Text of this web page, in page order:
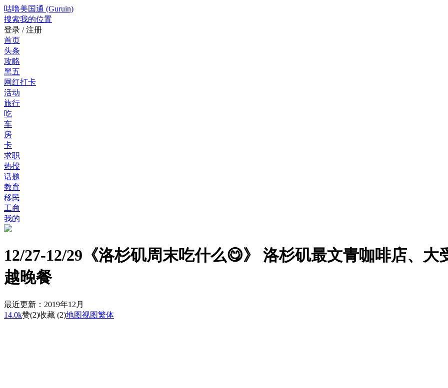
咕噜美国通 (Guruin)
搜索我的位置
登录 / 注册
首页
头条
攻略
黑五
网红打卡
活动
旅行
吃
车
房
卡
求职
热投
话题
教育
移民
工商
我的
12/27-12/29《洛杉矶周末吃什么😋》 洛杉矶最文青咖啡店、
越晚餐
最近更新：2019年12月
14.0k赞(2)收藏 (2)地图视图繁体